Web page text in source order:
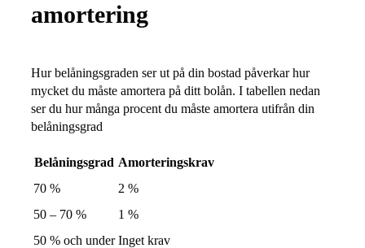
amortering
Hur belåningsgraden ser ut på din bostad påverkar hur
mycket du måste amortera på ditt bolån. I tabellen nedan
ser du hur många procent du måste amortera utifrån din
belåningsgrad
Belåningsgrad Amorteringskrav
70 %
2 %
50 – 70 %
1 %
50 % och under Inget krav